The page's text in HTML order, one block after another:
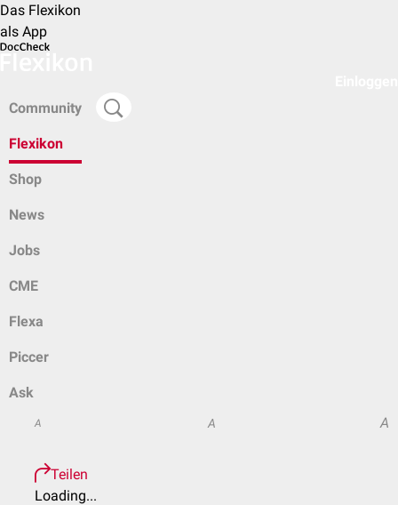
Das Flexikon
als App
Community
Flexikon
Shop
News
Jobs
CME
Flexa
Piccer
Ask
A A A
Teilen
Loading...